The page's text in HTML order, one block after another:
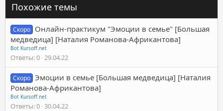
Похожие темы
Скоро Онлайн-практикум "Эмоции в семье" [Большая
медведица] [Наталия Романова-Африкантова]
Bot Kursoff.net
Ответы 0 29.04.22
Скоро Эмоции в семье [Большая медведица] [Наталия
Романова-Африкантова]
Bot Kursoff.net
Ответы 0 30.04.22